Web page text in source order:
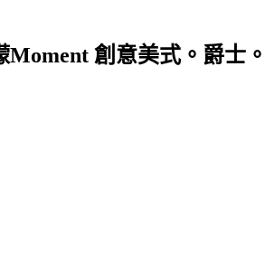
Moment 創意美式。爵士